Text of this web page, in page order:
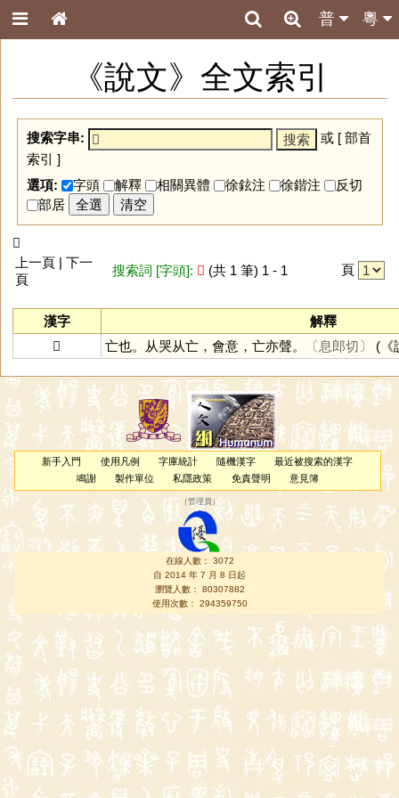
粵
普
《說文》全文索引
搜索字串: 或 [ 部首
索引 ]
選項:
字頭 解釋 相關異體 徐鉉注 徐鍇注
反切
部居
全選 清空
𠸶
上一頁 | 下一
頁
搜索詞 [字頭]: 𠸶 (共 1 筆) 1 - 1 頁
漢字
解釋
𠸶
亡也。从哭从亡，會意，亡亦聲。 〔息郎切〕 (《
新手入門 使用凡例 字庫統計 隨機漢字
最近被搜索的漢字
鳴謝
製作單位 私隱政策 免責聲明 意見簿
（管理員 ）
在線人數： 3072
自 2014 年 7 月 8 日起
瀏覽人數： 80307882
使用次數： 294359750